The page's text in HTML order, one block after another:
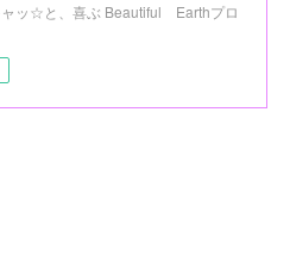
ッ☆と、喜ぶ Beautiful Earthプロ